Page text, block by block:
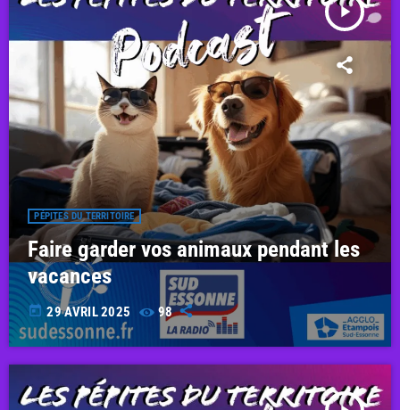
play_arrow
PÉPITES DU TERRITOIRE
Faire garder vos animaux pendant les
vacances
today 29 AVRIL 2025 98